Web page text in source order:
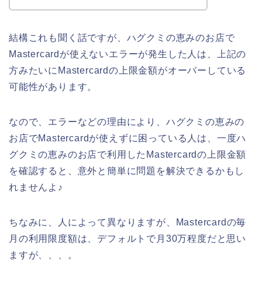
結構これも聞く話ですが、ハグクミの恵みのお店で
Mastercardが使えないエラーが発生した人は、上記の
方みたいにMastercardの上限金額がオーバーしている
可能性があります。
なので、エラーなどの理由により、ハグクミの恵みの
お店でMastercardが使えずに困っている人は、一度ハ
グクミの恵みのお店で利用したMastercardの上限金額
を確認すると、意外と簡単に問題を解決できるかもし
れませんよ♪
ちなみに、人によって異なりますが、Mastercardの毎
月の利用限度額は、デフォルトで月30万程度だと思い
ますが、、、。